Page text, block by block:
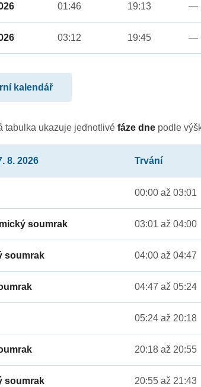
01:46 19:13 —
03:12 19:45 —
kalendář
tabulka ukazuje jednotlivéfáze dne podle
8. 2026 Trvání
00:00 až 03:01
soumrak 03:01 až 04:00
soumrak 04:00 až 04:47
04:47 až 05:24
05:24 až 20:18
20:18 až 20:55
soumrak 20:55 až 21:43